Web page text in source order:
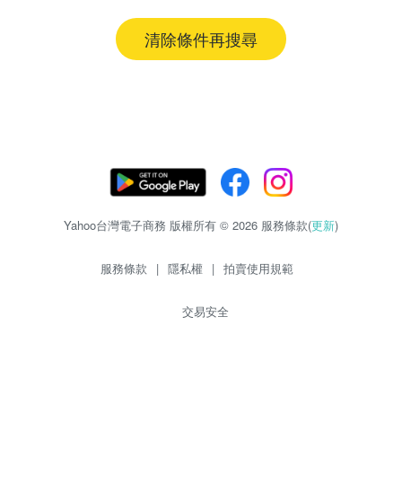
清除條件再搜尋
Yahoo台灣電子商務 版權所有 © 2026 服務條款(更新)
服務條款 | 隱私權 | 拍賣使用規範
交易安全